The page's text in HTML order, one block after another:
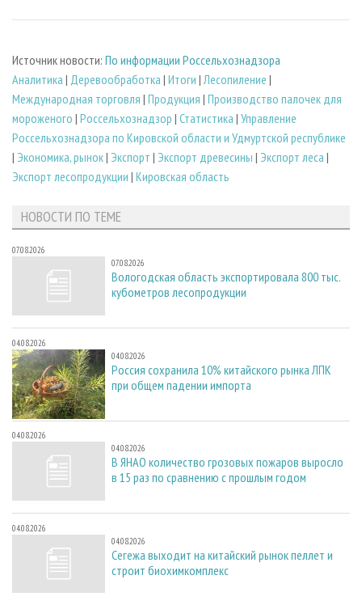
Источник новости: По информации Россельхознадзора
Аналитика | Деревообработка | Итоги | Лесопиление |
Международная торговля | Продукция | Производство палочек для
мороженого | Россельхознадзор | Статистика | Управление
Россельхознадзора по Кировской области и Удмуртской республике
| Экономика, рынок| Экспорт | Экспорт древесины | Экспорт леса |
Экспорт лесопродукции | Кировская область
НОВОСТИ ПО ТЕМЕ
07.08.2026
07.08.2026
Вологодская область экспортировала 800 тыс.
кубометров лесопродукции
04.08.2026
04.08.2026
Россия сохранила 10% китайского рынка ЛПК
при общем падении импорта
04.08.2026
04.08.2026
В ЯНАО количество грозовых пожаров выросло
в 15 раз по сравнению с прошлым годом
04.08.2026
04.08.2026
Сегежа выходит на китайский рынок пеллет и
строит биохимкомплекс